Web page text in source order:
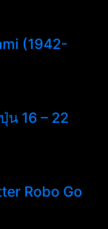
(1942-
น 16 – 22
Robo Go